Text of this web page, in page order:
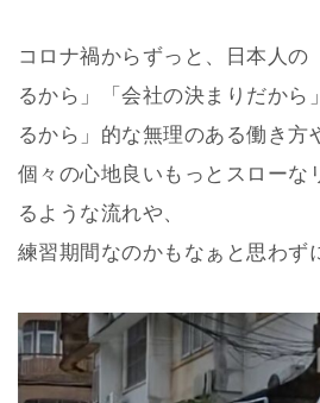
コロナ禍からずっと、日本人の
るから」「会社の決まりだから
るから」的な無理のある働き方
個々の心地良いもっとスローな
るような流れや、
練習期間なのかもなぁと思わず